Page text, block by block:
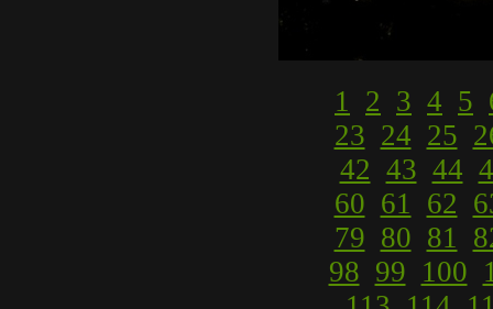
1 2 3 4 5
23 24 25
42 43 44
60 61 62
79 80 81
98 99 100